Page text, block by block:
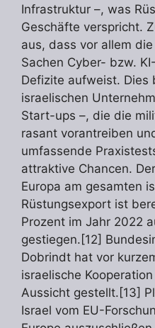
Infrastruktur –, was
Geschäfte verspricht.
aus, dass vor allem
Sachen Cyber- bzw.
Defizite aufweist. Dies
israelischen
Start-ups –, die die
rasant vorantreiben
umfassende
attraktive Chancen.
Europa am gesamten
Rüstungsexport ist
Prozent im Jahr 2022
gestiegen.[12]
Dobrindt hat vor
israelische
Aussicht gestellt.[13]
Israel vom EU-